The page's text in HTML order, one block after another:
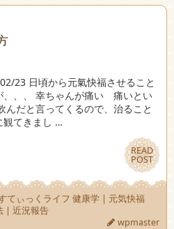
日頃から元氣快福させること
、、、 幸ちゃんが痛い 痛いとい
んだと言ってくるので、治ること
観てきまし …
READ
POST
READ
POST
てぃっくライフ 健康学| 元気快福
| 近況報告
wpmaster